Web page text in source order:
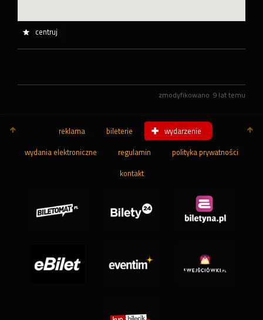
centruj
zmodyfikowano 9 lat temu
reklama bileterie wydarzenie
wydania elektroniczne regulamin polityka prywatności
kontakt